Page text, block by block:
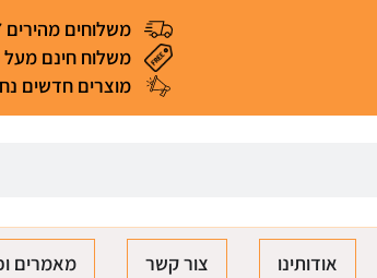
משלוחים מהירים 4-7 ימי עסקים
משלוח חינם מעל 299 ₪ (*למעט מאכלים ומוצרים רגישים)
מוצרים חדשים
אודותינו צור קשר מאמרים